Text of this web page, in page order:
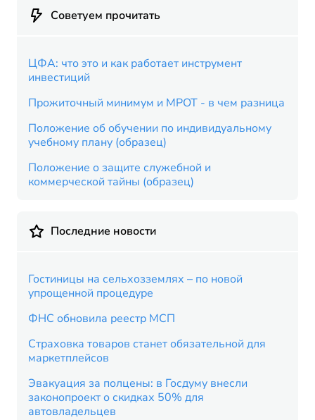
Советуем прочитать
ЦФА: что это и как работает инструмент
инвестиций
Прожиточный минимум и МРОТ - в чем разница
Положение об обучении по индивидуальному
учебному плану (образец)
Положение о защите служебной и
коммерческой тайны (образец)
Последние новости
Гостиницы на сельхозземлях – по новой
упрощенной процедуре
ФНС обновила реестр МСП
Страховка товаров станет обязательной для
маркетплейсов
Эвакуация за полцены: в Госдуму внесли
законопроект о скидках 50% для
автовладельцев